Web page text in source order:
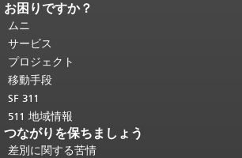
ページコンテンツの終わり。
ジの残りの部分はすべてのページで繰
り返されます。
頭に戻る。
お困りですか？
ムニ
サービス
プロジェクト
移動手段
SF 311
511 地域情報
つながりを保ちましょう
差別に関する苦情